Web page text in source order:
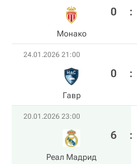
Монако
0 :
24.01.2026 21:00
Гавр
0 :
20.01.2026 23:00
Реал Мадрид
6 :